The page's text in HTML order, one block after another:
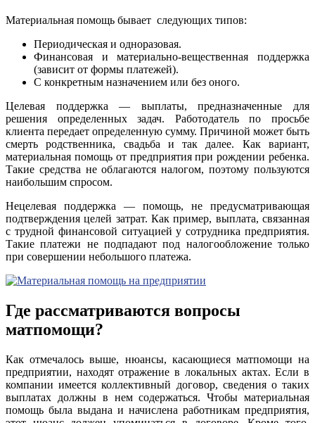
Материальная помощь бывает следующих типов:
Периодическая и одноразовая.
Финансовая и материально-вещественная поддержка
(зависит от формы платежей).
С конкретным назначением или без оного.
Целевая поддержка — выплаты, предназначенные для
решения определенных задач. Работодатель по просьбе
клиента передает определенную сумму. Причиной может быть
смерть родственника, свадьба и так далее. Как вариант,
материальная помощь от предприятия при рождении ребенка.
Такие средства не облагаются налогом, поэтому пользуются
наибольшим спросом.
Нецелевая поддержка — помощь, не предусматривающая
подтверждения целей затрат. Как пример, выплата, связанная
с трудной финансовой ситуацией у сотрудника предприятия.
Такие платежи не подпадают под налогообложение только
при совершении небольшого платежа.
Где рассматриваются вопросы
матпомощи?
Как отмечалось выше, нюансы, касающиеся матпомощи на
предприятии, находят отражение в локальных актах. Если в
компании имеется коллективный договор, сведения о таких
выплатах должны в нем содержаться. Чтобы материальная
помощь была выдана и начислена работникам предприятия,